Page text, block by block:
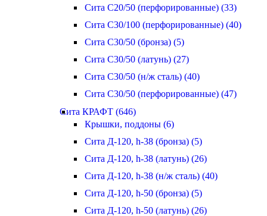
Сита С20/50 (перфорированные) (33)
Сита С30/100 (перфорированные) (40)
Сита С30/50 (бронза) (5)
Сита С30/50 (латунь) (27)
Сита С30/50 (н/ж сталь) (40)
Сита С30/50 (перфорированные) (47)
Сита КРАФТ (646)
Крышки, поддоны (6)
Сита Д-120, h-38 (бронза) (5)
Сита Д-120, h-38 (латунь) (26)
Сита Д-120, h-38 (н/ж сталь) (40)
Сита Д-120, h-50 (бронза) (5)
Сита Д-120, h-50 (латунь) (26)